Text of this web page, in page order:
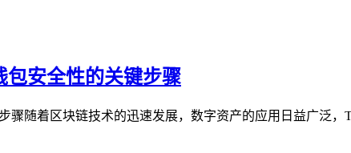
包安全性的关键步骤
骤随着区块链技术的迅速发展，数字资产的应用日益广泛